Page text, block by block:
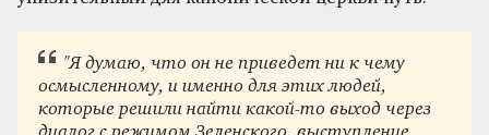
"Я думаю, что он не приведет ни к чему
осмысленному, и именно для этих людей,
которые решили найти какой-то выход через